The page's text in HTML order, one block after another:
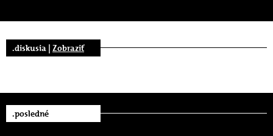
.diskusia | Zobraziť
.posledné